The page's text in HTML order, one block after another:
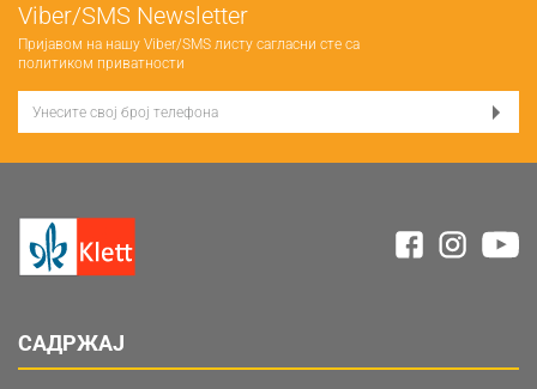
Viber/SMS Newsletter
Пријавом на нашу Viber/SMS листу сагласни сте са
политиком приватности
САДРЖАЈ